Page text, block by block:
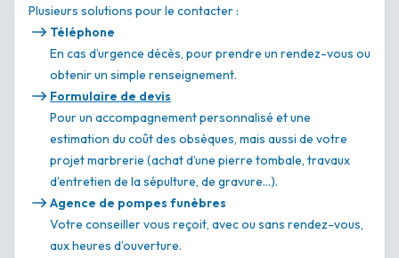
Plusieurs solutions pour le contacter :
Téléphone
En cas d’urgence décès, pour prendre un rendez-vous ou
obtenir un simple renseignement.
Formulaire de devis
Pour un accompagnement personnalisé et une
estimation du coût des obsèques, mais aussi de votre
projet marbrerie (achat d’une pierre tombale, travaux
d’entretien de la sépulture, de gravure…).
Agence de pompes funèbres
Votre conseiller vous reçoit, avec ou sans rendez-vous,
aux heures d’ouverture.